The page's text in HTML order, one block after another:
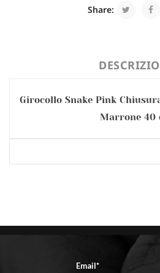
Share:
Girocollo Snake Pink
Marrone 40
Email*